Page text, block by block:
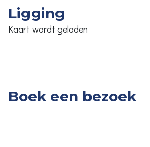
Ligging
Kaart wordt geladen
Boek een bezoek